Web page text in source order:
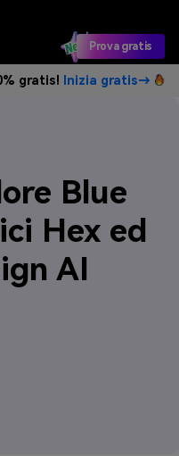
Prova gratis
gratis! Inizia gratis→
Blue
Hex ed
AI